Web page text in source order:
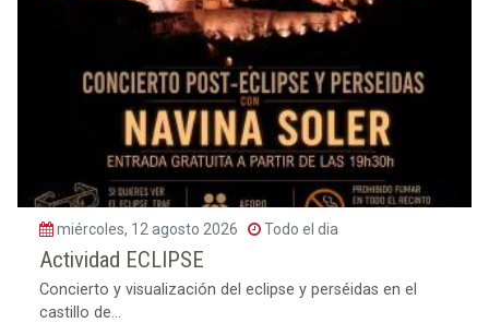
miércoles, 12 agosto 2026 Todo el dia
Actividad ECLIPSE
Concierto y visualización del eclipse y perséidas en el
castillo de...